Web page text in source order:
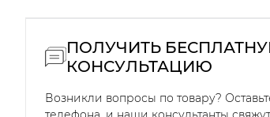
ПОЛУЧИТЬ
КОНСУЛЬТАЦИЮ
Возникли вопросы по товару?